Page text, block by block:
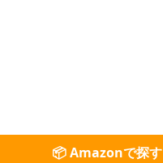
📦 Amazonで探す